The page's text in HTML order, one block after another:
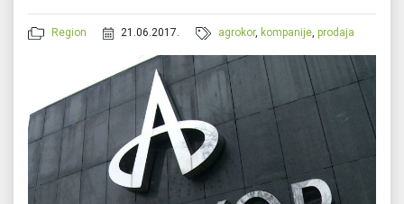
Region 21.06.2017. agrokor, kompanije,prodaja